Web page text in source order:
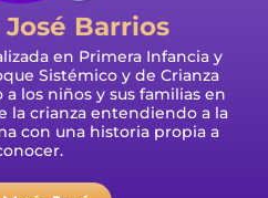
José Barrios
en Primera Infancia y
Sistémico y de Crianza
los niños y sus familias en
la crianza entendiendo a la
con una historia propia a